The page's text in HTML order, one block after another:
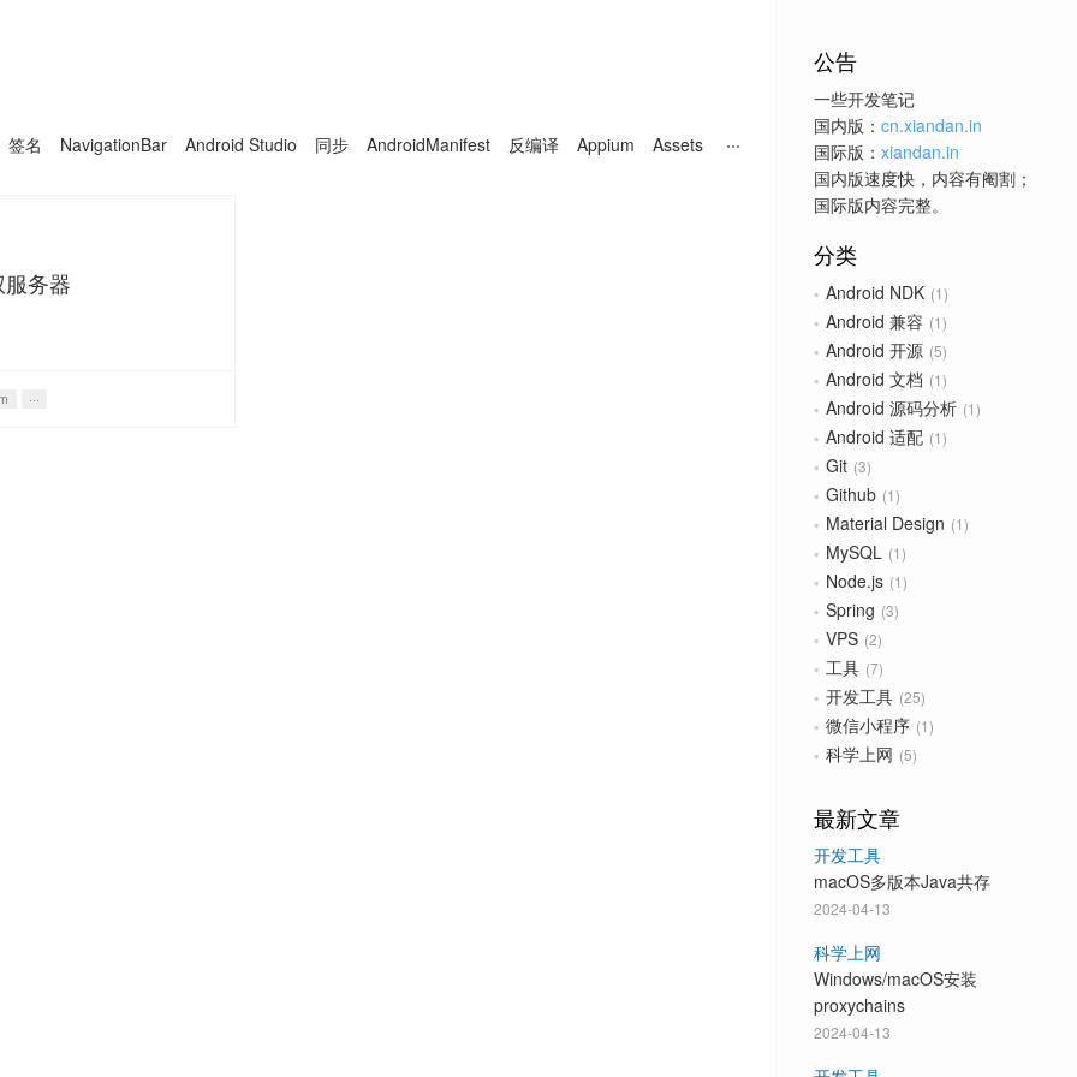
公告
一些开发笔记
国内版： cn.xiandan.in
国际版： xiandan.in
国内版速度快，内容有阉割；
国际版内容完整。
分类
Android NDK 1
Android 兼容 1
Android 开源 5
Android 文档 1
Android 源码分析 1
Android 适配 1
Git 3
Github 1
Material Design 1
MySQL 1
Node.js 1
Spring 3
VPS 2
工具 7
开发工具 25
微信小程序 1
科学上网 5
最新文章
开发工具
macOS多版本Java共存
2024-04-13
科学上网
Windows/macOS安装
proxychains
2024-04-13
签名 NavigationBar Android Studio 同步 AndroidManifest 反编译 Appium Assets
务器
···